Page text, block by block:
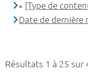
Résultats 1 à 25 sur
[Type de
Date de dernière